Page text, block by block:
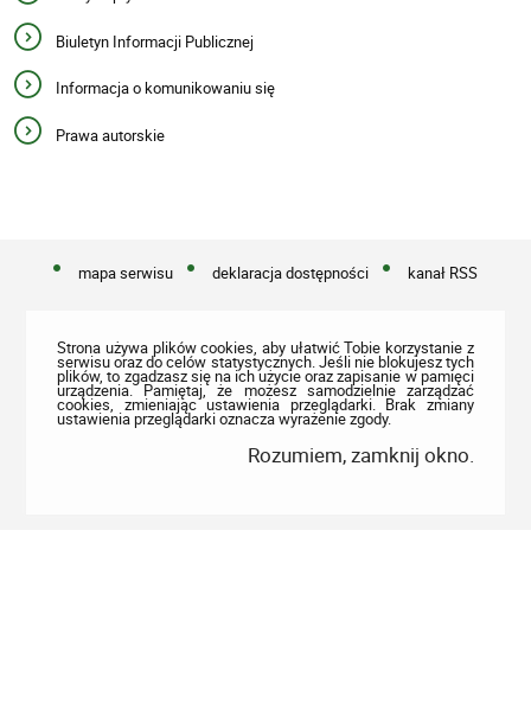
Biuletyn Informacji Publicznej
Informacja o komunikowaniu się
Prawa autorskie
mapa serwisu deklaracja dostępności kanał RSS
Strona używa plików cookies, aby ułatwić Tobie korzystanie z
serwisu oraz do celów statystycznych. Jeśli nie blokujesz tych
plików, to zgadzasz się na ich użycie oraz zapisanie w pamięci
urządzenia. Pamiętaj, że możesz samodzielnie zarządzać
cookies, zmieniając ustawienia przeglądarki. Brak zmiany
ustawienia przeglądarki oznacza wyrażenie zgody.
Rozumiem, zamknij okno.